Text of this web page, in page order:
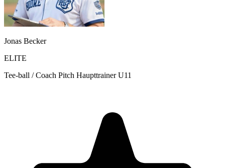
Jonas Becker
ELITE
Tee-ball / Coach Pitch Haupttrainer U11